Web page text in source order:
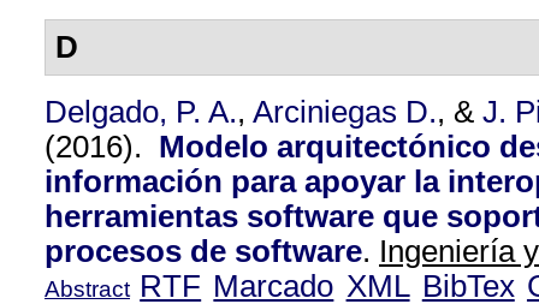
D
Delgado, P. A., Arciniegas D., & J.
(2016). Modelo arquitectónico
información para apoyar la
herramientas software que
procesos de software. Ingeniería
Abstract RTF Marcado XML BibTex